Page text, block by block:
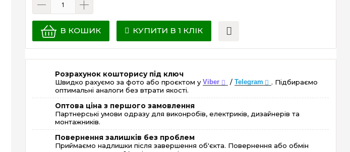
В КОШИК КУПИТИ В 1 КЛІК
Розрахунок кошторису під ключ
Швидко рахуємо за фото або проєктом уViber / Telegram
. Підбираємо
оптимальні аналоги без втрати якості.
Оптова ціна з першого замовлення
Партнерські умови одразу для виконробів, електриків, дизайнерів та
монтажників.
Повернення залишків без проблем
Приймаємо надлишки після завершення об'єкта. Повернення або обмін